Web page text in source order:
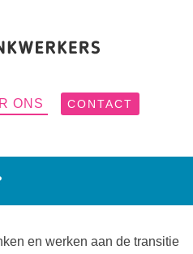
ONS CONTACT
en werken aan de transitie